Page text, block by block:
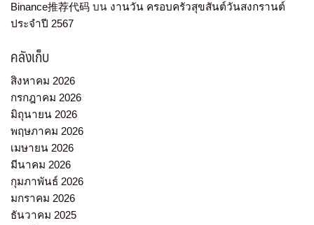
Binance推荐代码 บน งานวัน ครอบครัวสุขสันต์วันสงกรานต์
ประจำปี 2567
คลังเก็บ
สิงหาคม 2026
กรกฎาคม 2026
มิถุนายน 2026
พฤษภาคม 2026
เมษายน 2026
มีนาคม 2026
กุมภาพันธ์ 2026
มกราคม 2026
ธันวาคม 2025